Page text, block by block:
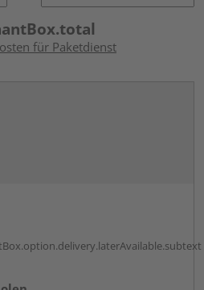
für Paketdienst